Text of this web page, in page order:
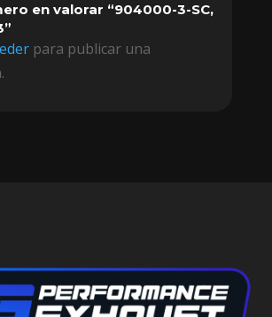
en valorar “904000-3-SC,
para publicar una